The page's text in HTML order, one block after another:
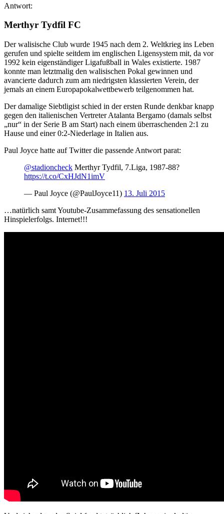
Antwort:
Merthyr Tydfil FC
Der walisische Club wurde 1945 nach dem 2. Weltkrieg ins Leben
gerufen und spielte seitdem im englischen Ligensystem mit, da vor
1992 kein eigenständiger Ligafußball in Wales existierte. 1987
konnte man letztmalig den walisischen Pokal gewinnen und
avancierte dadurch zum am niedrigsten klassierten Verein, der
jemals an einem Europapokalwettbewerb teilgenommen hat.
Der damalige Siebtligist schied in der ersten Runde denkbar knapp
gegen den italienischen Vertreter Atalanta Bergamo (damals selbst
„nur“ in der Serie B am Start) nach einem überraschenden 2:1 zu
Hause und einer 0:2-Niederlage in Italien aus.
Paul Joyce hatte auf Twitter die passende Antwort parat:
@stadioncheck Merthyr Tydfil, 7.Liga, 1987-88?
https://t.co/CxHJdN1imV
— Paul Joyce (@PaulJoyce11) 13. Juli 2015
…natürlich samt Youtube-Zusammefassung des sensationellen
Hinspielerfolgs. Internet!!!